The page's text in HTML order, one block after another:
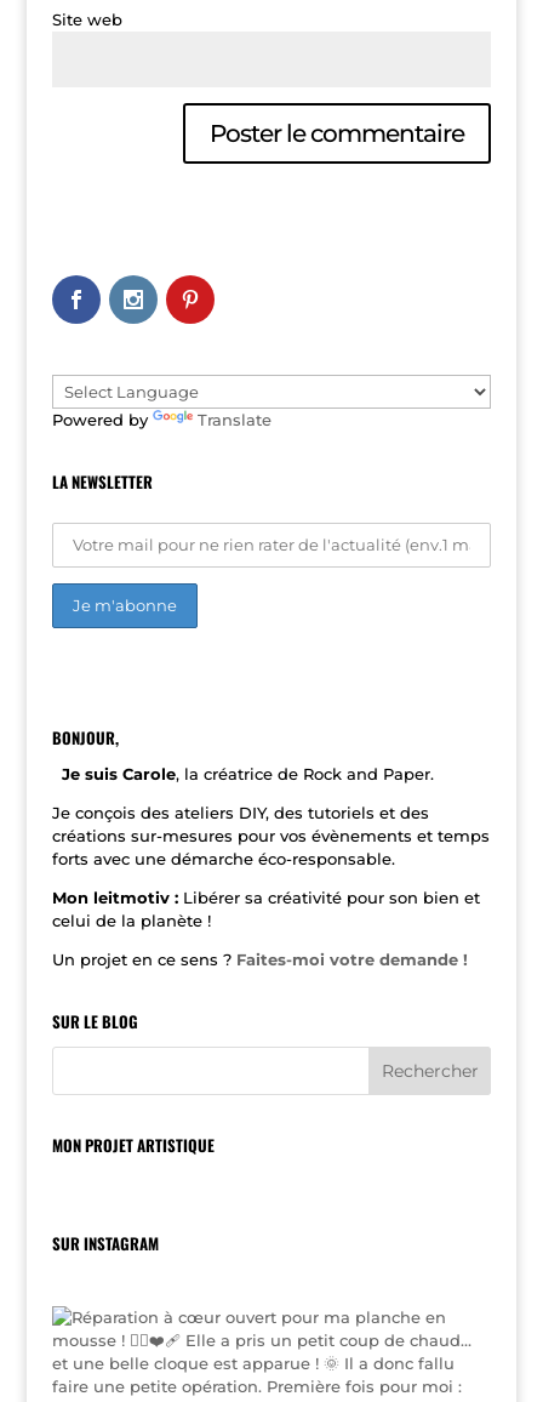
Site web
n
a
v
e
:Powered by Translate
LA NEWSLETTER
n
v
e
:
BONJOUR,
Je suis Carole, la créatrice de Rock and Paper.
Je conçois des ateliers DIY, des tutoriels et des
créations sur-mesures pour vos évènements et temps
forts avec une démarche éco-responsable.
Mon leitmotiv : Libérer sa créativité pour son bien et
celui de la planète !
Un projet en ce sens ? Faites-moi votre demande !
SUR LE BLOG
MON PROJET ARTISTIQUE
SUR INSTAGRAM